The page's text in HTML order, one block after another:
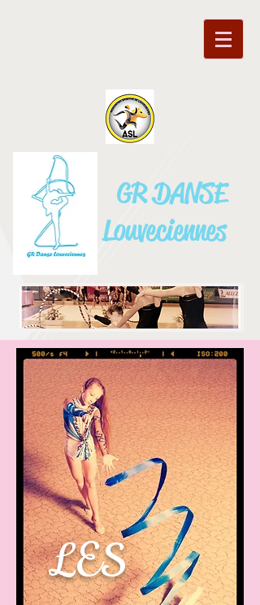
GR DANSE
Louveciennes
LES